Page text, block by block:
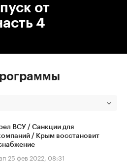
от
4
ВСУ / Санкции для
/ Крым восстановит
25 фев 2022, 08:31